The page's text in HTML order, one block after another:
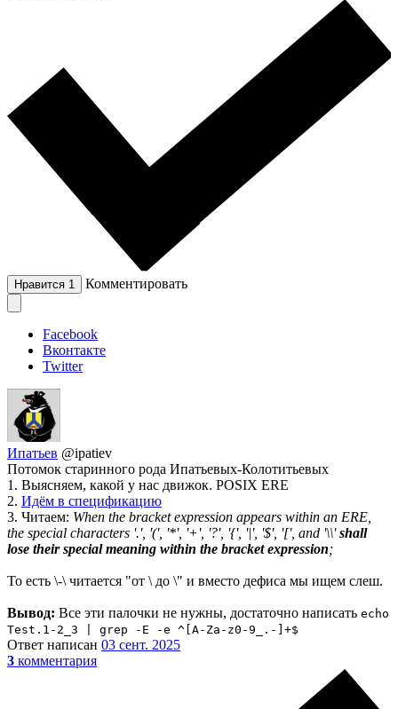
Нравится 1 Комментировать
Facebook
Вконтакте
Twitter
Ипатьев @ipatiev
Потомок старинного рода Ипатьевых-Колотитьевых
1. Выясняем, какой у нас движок. POSIX ERE
2. Идём в спецификацию
3. Читаем: When the bracket expression appears within an ERE,
the special characters '.', '(', '*', '+', '?', '{', '|', '$', '[', and '\\'shall
lose their special meaning within the bracket expression;
То есть \-\ читается "от \ до \" и вместо дефиса мы ищем слеш.
Вывод: Все эти палочки не нужны, достаточно написать echo
Test.1-2_3 | grep -E -e ^[A-Za-z0-9_.-]+$
Ответ написан 03 сент. 2025
3 комментария